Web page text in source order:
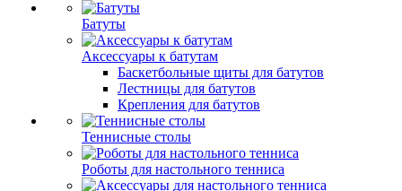
Батуты
Аксессуары к батутам
Баскетбольные щиты для батутов
Лестницы для батутов
Крепления для батутов
Теннисные столы
Роботы для настольного тенниса